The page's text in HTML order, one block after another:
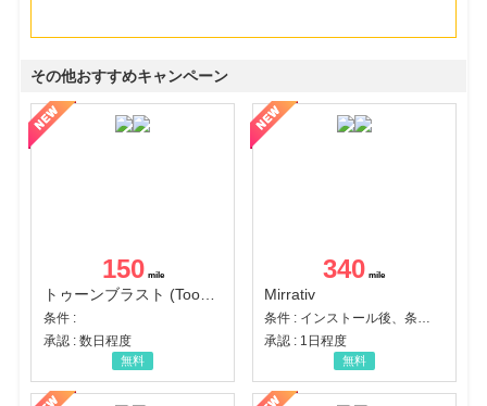
その他おすすめキャンペーン
150
トゥーンブラスト (Toon Blast)
条件 :
承認 : 数日程度
無料
340
Mirrativ
条件 : インストール後、条件達成
承認 : 1日程度
無料